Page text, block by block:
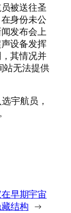
被送往圣
身份未公
发布会上
设备发挥
其情况并
站无法提供
宇航员，
早期宇宙
结构 →